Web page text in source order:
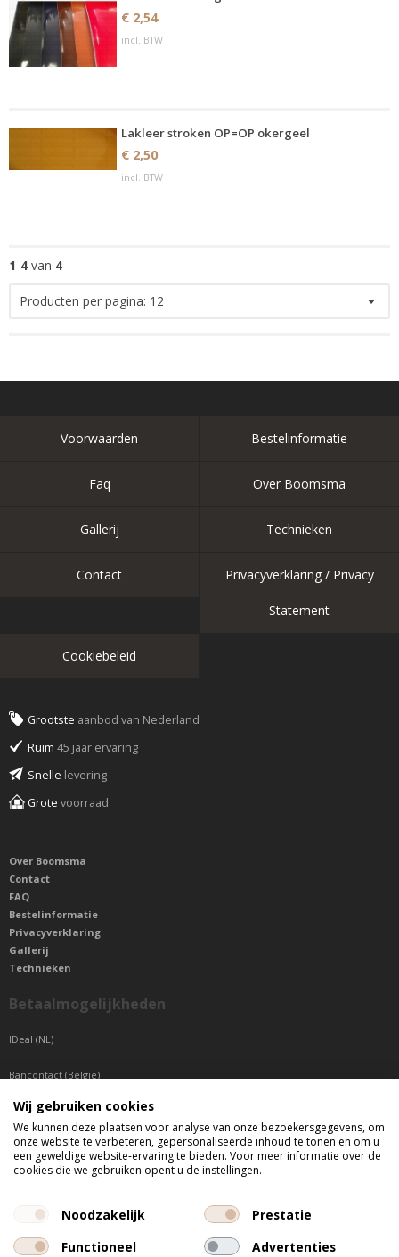
€ 2,54
incl. BTW
Lakleer stroken OP=OP okergeel
€ 2,50
incl. BTW
1-4 van 4
Producten per pagina: 12
Voorwaarden Bestelinformatie
Faq Over Boomsma
Gallerij Technieken
Contact Privacyverklaring / Privacy
Statement
Cookiebeleid
Grootste aanbod van Nederland
Ruim 45 jaar ervaring
Snelle levering
Grote voorraad
Over Boomsma
Contact
FAQ
Bestelinformatie
Privacyverklaring
Gallerij
Technieken
Betaalmogelijkheden
IDeal (NL)
Bancontact (België)
Sepa betaling (Overige landen)
Telefonisch bereikbaar
Wij gebruiken cookies
We kunnen deze plaatsen voor analyse van onze bezoekersgegevens, om
onze website te verbeteren, gepersonaliseerde inhoud te tonen en om u
een geweldige website-ervaring te bieden. Voor meer informatie over de
cookies die we gebruiken opent u de instellingen.
Noodzakelijk
Prestatie
Functioneel
Advertenties